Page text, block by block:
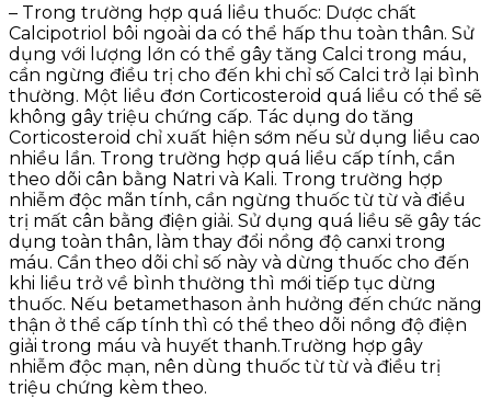
– Trong trường hợp quá liều thuốc: Dược chất
Calcipotriol bôi ngoài da có thể hấp thu toàn thân. Sử
dụng với lượng lớn có thể gây tăng Calci trong máu,
cần ngừng điều trị cho đến khi chỉ số Calci trở lại bình
thường. Một liều đơn Corticosteroid quá liều có thể sẽ
không gây triệu chứng cấp. Tác dụng do tăng
Corticosteroid chỉ xuất hiện sớm nếu sử dụng liều cao
nhiều lần. Trong trường hợp quá liều cấp tính, cần
theo dõi cân bằng Natri và Kali. Trong trường hợp
nhiễm độc mãn tính, cần ngừng thuốc từ từ và điều
trị mất cân bằng điện giải. Sử dụng quá liều sẽ gây tác
dụng toàn thân, làm thay đổi nồng độ canxi trong
máu. Cần theo dõi chỉ số này và dừng thuốc cho đến
khi liều trở về bình thường thì mới tiếp tục dừng
thuốc. Nếu betamethason ảnh hưởng đến chức năng
thận ở thể cấp tính thì có thể theo dõi nồng độ điện
giải trong máu và huyết thanh.Trường hợp gây
nhiễm độc mạn, nên dùng thuốc từ từ và điều trị
triệu chứng kèm theo.